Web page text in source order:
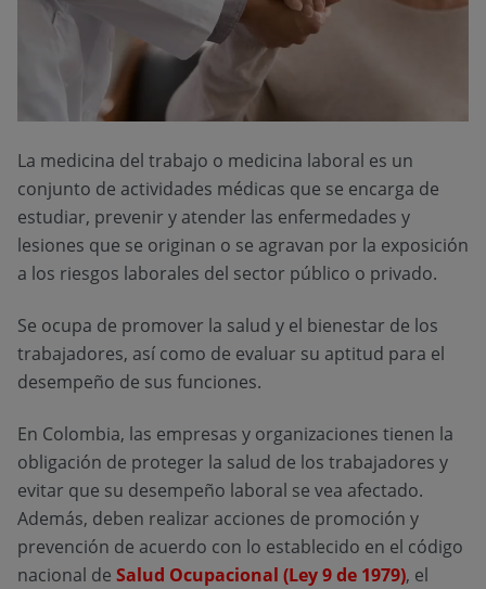
La medicina del trabajo o medicina laboral es un
conjunto de actividades médicas que se encarga de
estudiar, prevenir y atender las enfermedades y
lesiones que se originan o se agravan por la exposición
a los riesgos laborales del sector público o privado.
Se ocupa de promover la salud y el bienestar de los
trabajadores, así como de evaluar su aptitud para el
desempeño de sus funciones.
En Colombia, las empresas y organizaciones tienen la
obligación de proteger la salud de los trabajadores y
evitar que su desempeño laboral se vea afectado.
Además, deben realizar acciones de promoción y
prevención de acuerdo con lo establecido en el código
nacional de Salud Ocupacional (Ley 9 de 1979), el